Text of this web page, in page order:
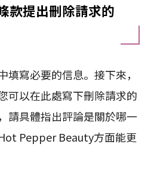
款提出刪除請求的
填寫必要的信息。接下來，
可以在此處寫下刪除請求的
請具體指出評論是關於哪一
Pepper Beauty方面能更